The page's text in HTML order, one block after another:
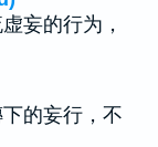
妄的行为，
的妄行，不